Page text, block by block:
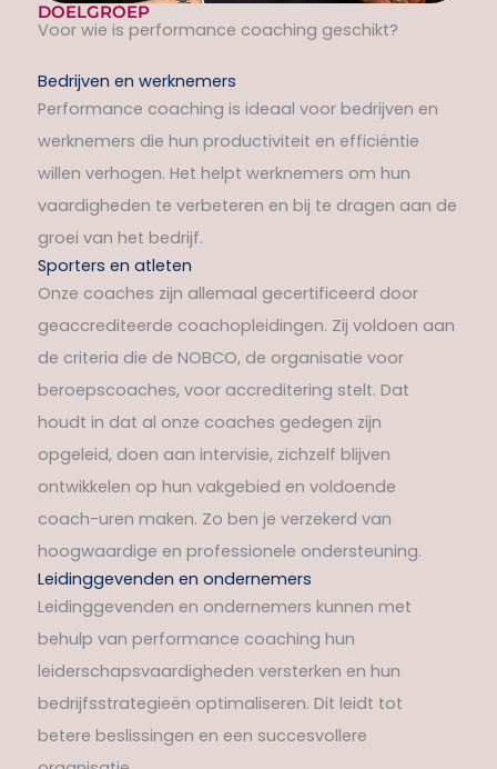
DOELGROEP
Voor wie is performance coaching geschikt?
Bedrijven en werknemers
Performance coaching is ideaal voor bedrijven en
werknemers die hun productiviteit en efficiëntie
willen verhogen. Het helpt werknemers om hun
vaardigheden te verbeteren en bij te dragen aan de
groei van het bedrijf.
Sporters en atleten
Onze coaches zijn allemaal gecertificeerd door
geaccrediteerde coachopleidingen. Zij voldoen aan
de criteria die de NOBCO, de organisatie voor
beroepscoaches, voor accreditering stelt. Dat
houdt in dat al onze coaches gedegen zijn
opgeleid, doen aan intervisie, zichzelf blijven
ontwikkelen op hun vakgebied en voldoende
coach-uren maken. Zo ben je verzekerd van
hoogwaardige en professionele ondersteuning.
Leidinggevenden en ondernemers
Leidinggevenden en ondernemers kunnen met
behulp van performance coaching hun
leiderschapsvaardigheden versterken en hun
bedrijfsstrategieën optimaliseren. Dit leidt tot
betere beslissingen en een succesvollere